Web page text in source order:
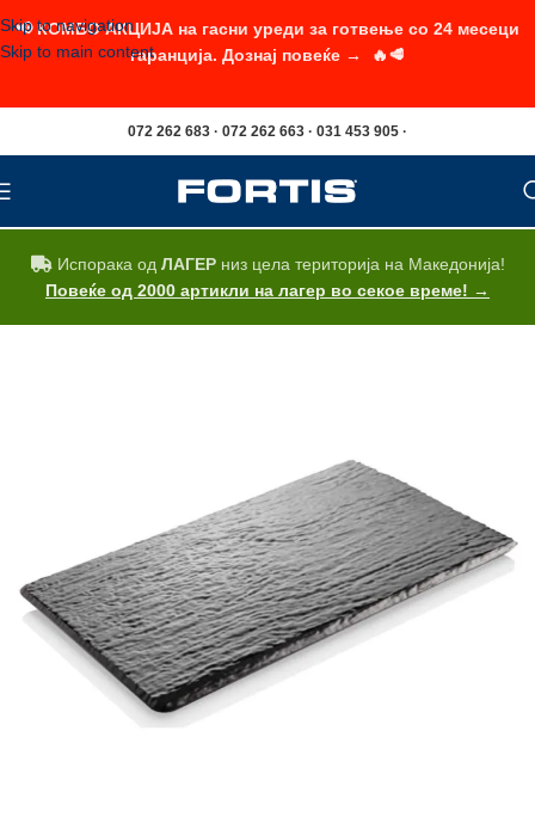
Skip to navigation
Skip to main content
072 262 683 · 072 262 663 · 031 453 905 ·
Испорака од ЛАГЕРниз цела територија на Македонија!
Повеќе од 2000 артикли на лагер во секое време! →
📢 КОМБО АКЦИЈА на гасни уреди за готвење со 24 месеци
гаранција. Дознај повеќе → 🔥🥩